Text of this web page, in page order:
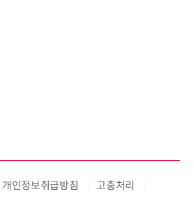
개인정보취급방침
고충처리